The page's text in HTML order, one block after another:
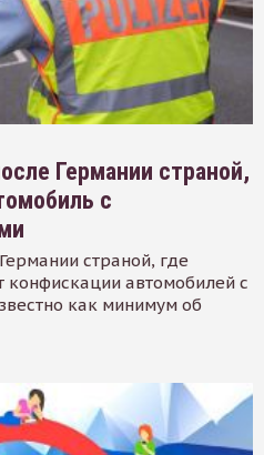
Германии страной,
с
страной, где
автомобилей с
как минимум об